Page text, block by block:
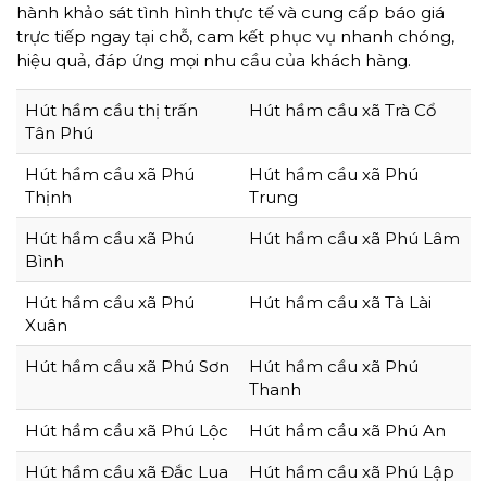
hành khảo sát tình hình thực tế và cung cấp báo giá
trực tiếp ngay tại chỗ, cam kết phục vụ nhanh chóng,
hiệu quả, đáp ứng mọi nhu cầu của khách hàng.
Hút hầm cầu thị trấn
Tân Phú
Hút hầm cầu xã Trà Cổ
Hút hầm cầu xã Phú
Thịnh
Hút hầm cầu xã Phú
Trung
Hút hầm cầu xã Phú
Bình
Hút hầm cầu xã Phú Lâm
Hút hầm cầu xã Phú
Xuân
Hút hầm cầu xã Tà Lài
Hút hầm cầu xã Phú Sơn
Hút hầm cầu xã Phú
Thanh
Hút hầm cầu xã Phú Lộc
Hút hầm cầu xã Phú An
Hút hầm cầu xã Đắc Lua
Hút hầm cầu xã Phú Lập